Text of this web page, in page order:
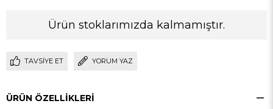
Ürün stoklarımızda kalmamıştır.
TAVSIYE ET YORUM YAZ
ÜRÜN ÖZELLIKLERI